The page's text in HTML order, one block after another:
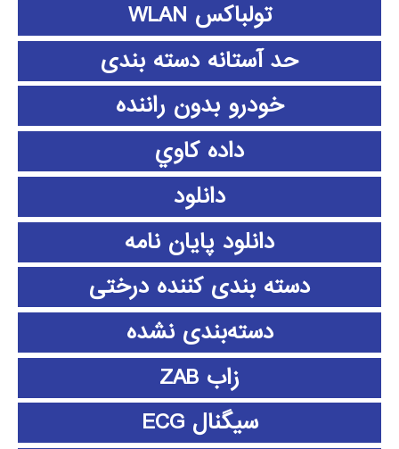
تولباکس WLAN
حد آستانه دسته بندی
خودرو بدون راننده
داده كاوي
دانلود
دانلود پايان نامه
دسته بندی کننده درختی
دسته‌بندی نشده
زاب ZAB
سیگنال ECG